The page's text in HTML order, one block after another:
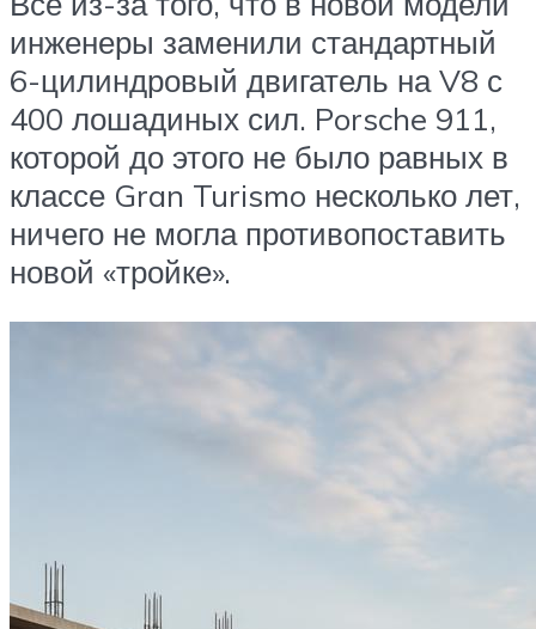
инженеры заменили стандартный
6-цилиндровый двигатель на V8 с
400 лошадиных сил. Porsche 911,
которой до этого не было равных в
классе Gran Turismo несколько лет,
ничего не могла противопоставить
новой «тройке».